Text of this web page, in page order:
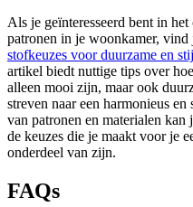
Als je geïnteresseerd bent in
patronen in je woonkamer,
stofkeuzes voor duurzame en
artikel biedt nuttige tips over
alleen mooi zijn, maar ook
streven naar een harmonieus
van patronen en materialen
de keuzes die je maakt voor je
onderdeel van zijn.
FAQs